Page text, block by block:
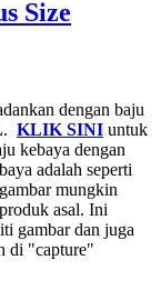
Size
dengan baju
. KLIK SINI untuk
kebaya dengan
adalah seperti
mungkin
asal. Ini
gambar dan juga
di "capture"